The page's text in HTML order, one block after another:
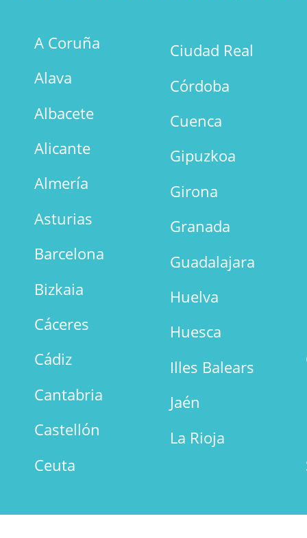
A Coruña
Alava
Albacete
Alicante
Almería
Asturias
Barcelona
Bizkaia
Cáceres
Cádiz
Cantabria
Castellón
Ceuta
Ciudad Real
Córdoba
Cuenca
Gipuzkoa
Girona
Granada
Guadalajara
Huelva
Huesca
Illes Balears
Jaén
La Rioja